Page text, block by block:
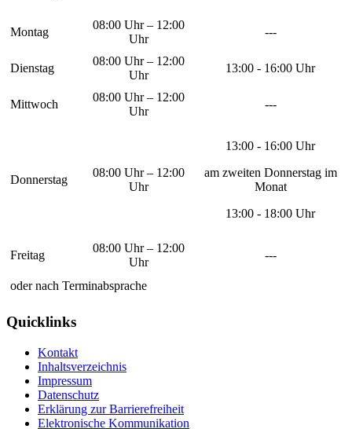
Montag
08:00 Uhr – 12:00
Uhr
---
Dienstag
08:00 Uhr – 12:00
Uhr
13:00 - 16:00 Uhr
Mittwoch
08:00 Uhr – 12:00
Uhr
---
Donnerstag
08:00 Uhr – 12:00
Uhr
13:00 - 16:00 Uhr
am zweiten Donnerstag im
Monat
13:00 - 18:00 Uhr
Freitag
08:00 Uhr – 12:00
Uhr
---
oder nach Terminabsprache
Quicklinks
Kontakt
Inhaltsverzeichnis
Impressum
Datenschutz
Erklärung zur Barrierefreiheit
Elektronische Kommunikation